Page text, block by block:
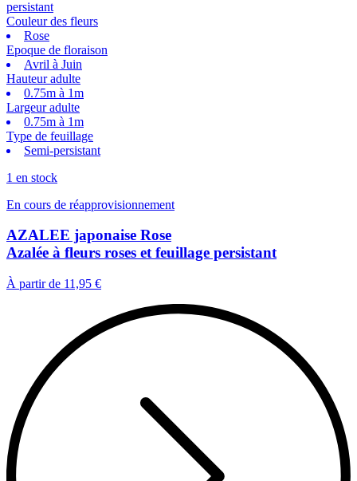
Couleur des fleurs
Rose
Epoque de floraison
Avril à Juin
Hauteur adulte
0.75m à 1m
Largeur adulte
0.75m à 1m
Type de feuillage
Semi-persistant
1 en stock
En cours de réapprovisionnement
AZALEE japonaise Rose
Azalée à fleurs roses et feuillage persistant
À partir de 11,95 €